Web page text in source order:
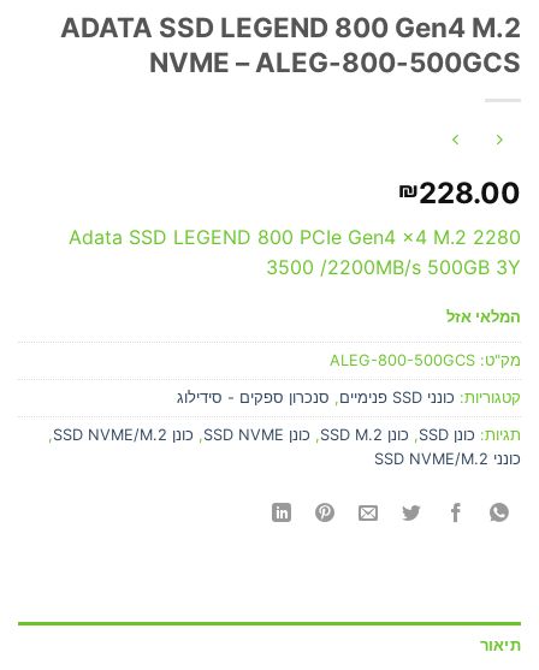
ADATA SSD LEGEND 800 Gen4 M.2
NVME – ALEG-800-500GCS
₪228.00
Adata SSD LEGEND 800 PCIe Gen4 x4 M.2 2280
3500 /2200MB/s 500GB 3Y
המלאי אזל
מק"ט: ALEG-800-500GCS
קטגוריות: כונני SSD פנימיים , סנכרון ספקים - סידילוג
תגיות: כונן SSD , כונן SSD M.2 , כונן SSD NVME , כונן SSD NVME/M.2
,
כונני SSD NVME/M.2
תיאור